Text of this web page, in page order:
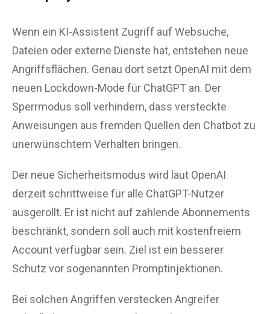
Wenn ein KI-Assistent Zugriff auf Websuche,
Dateien oder externe Dienste hat, entstehen neue
Angriffsflächen. Genau dort setzt OpenAI mit dem
neuen Lockdown-Mode für ChatGPT an. Der
Sperrmodus soll verhindern, dass versteckte
Anweisungen aus fremden Quellen den Chatbot zu
unerwünschtem Verhalten bringen.
Der neue Sicherheitsmodus wird laut OpenAI
derzeit schrittweise für alle ChatGPT-Nutzer
ausgerollt. Er ist nicht auf zahlende Abonnements
beschränkt, sondern soll auch mit kostenfreiem
Account verfügbar sein. Ziel ist ein besserer
Schutz vor sogenannten Promptinjektionen.
Bei solchen Angriffen verstecken Angreifer